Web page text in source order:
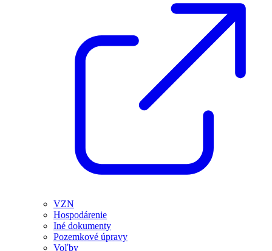
VZN
Hospodárenie
Iné dokumenty
Pozemkové úpravy
Voľby